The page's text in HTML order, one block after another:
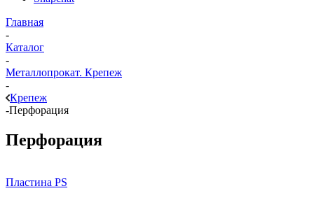
Главная
-
Каталог
-
Металлопрокат. Крепеж
-
Крепеж
-Перфорация
Перфорация
Пластина PS